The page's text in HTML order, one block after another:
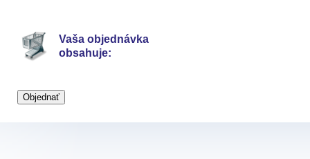
Vaša objednávka
obsahuje: